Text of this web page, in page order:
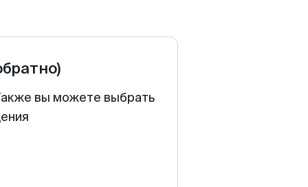
вы можете выбрать